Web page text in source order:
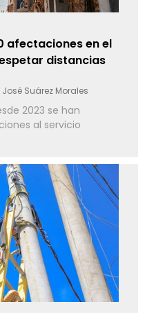
afectaciones en el
distancias
Suárez Morales
2023 se han
al servicio